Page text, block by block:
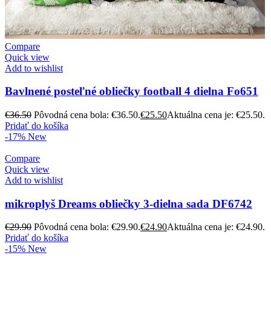
Compare
Quick view
Add to wishlist
Bavlnené posteľné obliečky football 4 dielna Fo651
€36.50 Pôvodná cena bola: €36.50.€25.50Aktuálna cena je: €25.50.
Pridať do košíka
-17% New
Compare
Quick view
Add to wishlist
mikroplyš Dreams obliečky 3-dielna sada DF6742
€29.90 Pôvodná cena bola: €29.90.€24.90Aktuálna cena je: €24.90.
Pridať do košíka
-15% New